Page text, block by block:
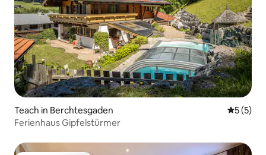
Teach in Berchtesgaden
5 (5)
Ferienhaus Gipfelstürmer